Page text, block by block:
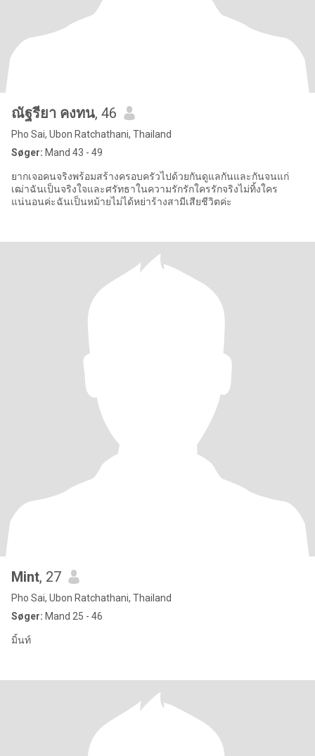
ณัฐรียา คงทน, 46
Pho Sai, Ubon Ratchathani, Thailand
Søger: Mand 43 - 49
ยากเจอคนจริงพร้อมสร้างครอบครัวไปด้วยกันดูแลกันและกันจนแก่
เฒ่าฉันเป็นจริงใจและศรัทธาในความรักรักใครรักจริงไม่ทิ้งใคร
แน่นอนค่ะฉันเป็นหม้ายไม่ได้หย่าร้างสามีเสียชีวิตค่ะ
Mint, 27
Pho Sai, Ubon Ratchathani, Thailand
Søger: Mand 25 - 46
มิ้นท์